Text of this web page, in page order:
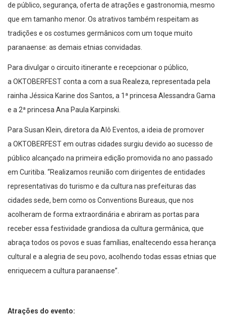
de público, segurança, oferta de atrações e gastronomia, mesmo
que em tamanho menor. Os atrativos também respeitam as
tradições e os costumes germânicos com um toque muito
paranaense: as demais etnias convidadas.
Para divulgar o circuito itinerante e recepcionar o público,
a OKTOBERFEST conta a com a sua Realeza, representada pela
rainha Jéssica Karine dos Santos, a 1ª princesa Alessandra Gama
e a 2ª princesa Ana Paula Karpinski.
Para Susan Klein, diretora da Alô Eventos, a ideia de promover
a OKTOBERFEST em outras cidades surgiu devido ao sucesso de
público alcançado na primeira edição promovida no ano passado
em Curitiba. “Realizamos reunião com dirigentes de entidades
representativas do turismo e da cultura nas prefeituras das
cidades sede, bem como os Conventions Bureaus, que nos
acolheram de forma extraordinária e abriram as portas para
receber essa festividade grandiosa da cultura germânica, que
abraça todos os povos e suas famílias, enaltecendo essa herança
cultural e a alegria de seu povo, acolhendo todas essas etnias que
enriquecem a cultura paranaense”.
Atrações do evento: